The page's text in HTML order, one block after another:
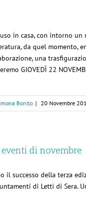
in casa, con intorno
da quel momento,
una
GIOVEDÌ 22
Bonito | 20 Novembre
eventi di novembre
il successo della terza
di Letti di Sera.